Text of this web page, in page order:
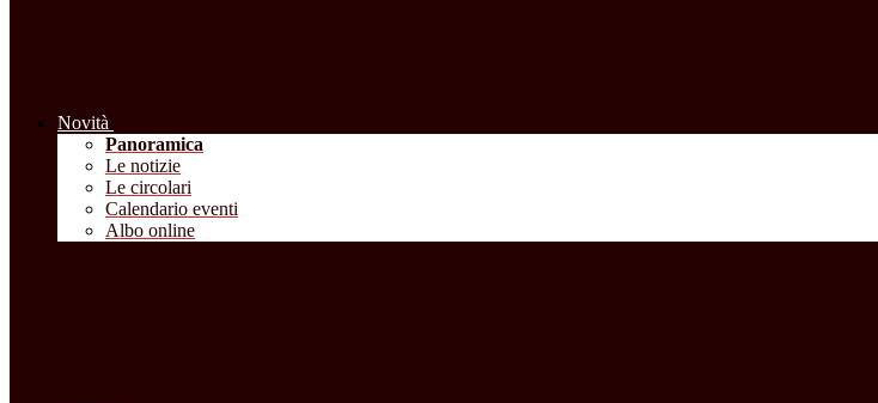
Novità
Panoramica
Le notizie
Le circolari
Calendario eventi
Albo online